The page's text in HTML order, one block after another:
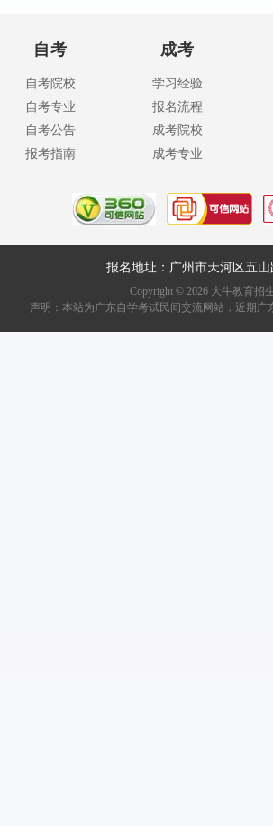
自考
自考院校
自考专业
自考公告
报考指南
成考
学习经验
报名流程
成考院校
成考专业
报名地址：广州市天河区五
Copyright © 2026大牛教育招
声明：本站为广东自学考试民间交流网站，近期